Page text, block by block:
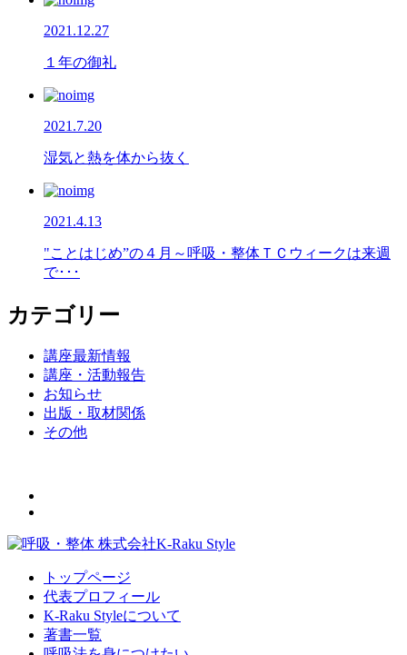
2021.12.27
１年の御礼
2021.7.20
湿気と熱を体から抜く
2021.4.13
"ことはじめ”の４月～呼吸・整体ＴＣウィークは来週
で･･･
カテゴリー
講座最新情報
講座・活動報告
お知らせ
出版・取材関係
その他
トップページ
代表プロフィール
K-Raku Styleについて
著書一覧